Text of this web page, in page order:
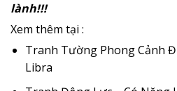
lành!!!
Xem thêm tại :
Tranh Tường Phong Cảnh
Libra